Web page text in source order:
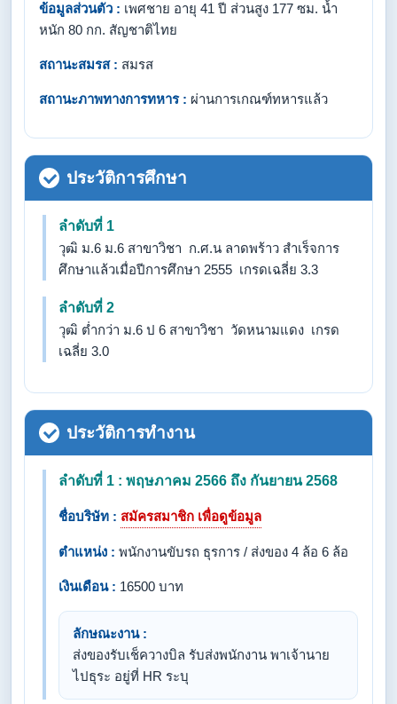
ข้อมูลส่วนตัว : เพศชาย อายุ 41 ปี ส่วนสูง 177 ซม. น้ำ
หนัก 80 กก. สัญชาติไทย
สถานะสมรส : สมรส
สถานะภาพทางการทหาร : ผ่านการเกณฑ์ทหารแล้ว
ประวัติการศึกษา
ลำดับที่ 1
วุฒิ ม.6 ม.6 สาขาวิชา ก.ศ.น ลาดพร้าว สำเร็จการ
ศึกษาแล้วเมื่อปีการศึกษา 2555 เกรดเฉลี่ย 3.3
ลำดับที่ 2
วุฒิ ต่ำกว่า ม.6 ป 6 สาขาวิชา วัดหนามแดง เกรด
เฉลี่ย 3.0
ประวัติการทำงาน
ลำดับที่ 1 : พฤษภาคม 2566 ถึง กันยายน 2568
ชื่อบริษัท : สมัครสมาชิก เพื่อดูข้อมูล
ตำแหน่ง : พนักงานขับรถ ธุรการ / ส่งของ 4 ล้อ 6 ล้อ
เงินเดือน : 16500 บาท
ลักษณะงาน :
ส่งของรับเช็ควางบิล รับส่งพนักงาน พาเจ้านาย
ไปธุระ อยู่ที่ HR ระบุ